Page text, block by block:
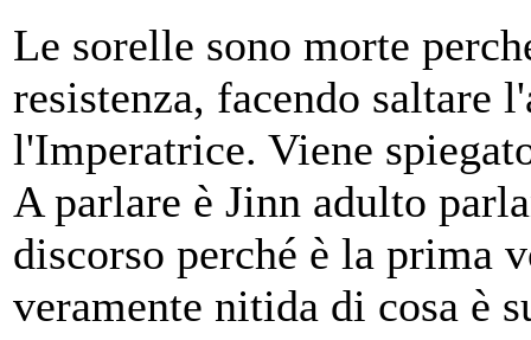
Le sorelle sono morte
resistenza, facendo saltare
l'Imperatrice. Viene
A parlare è Jinn adulto
discorso perché è la prima
veramente nitida di cosa è